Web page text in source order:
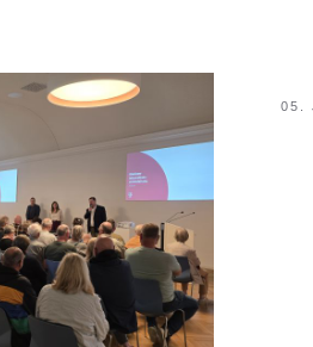
05.